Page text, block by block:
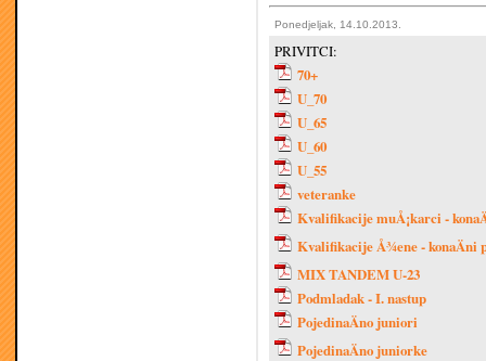
Ponedjeljak, 14.10.2013.
PRIVITCI:
70+
U_70
U_65
U_60
U_55
veteranke
Kvalifikacije muÅ¡karci -
Kvalifikacije Å¾ene - konaÄni
MIX TANDEM U-23
Podmladak - I. nastup
PojedinaÄno juniori
PojedinaÄno juniorke